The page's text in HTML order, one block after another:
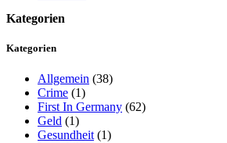
Kategorien
Kategorien
Allgemein (38)
Crime (1)
First In Germany (62)
Geld (1)
Gesundheit (1)